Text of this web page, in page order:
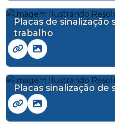
Placas de sinalização
trabalho
Placas sinalização de